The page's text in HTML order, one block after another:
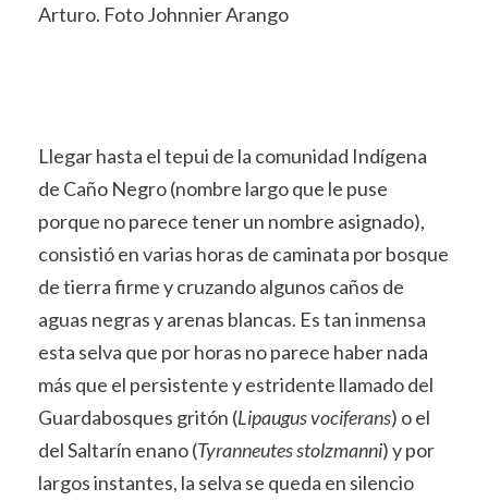
Arturo. Foto Johnnier Arango
Llegar hasta el tepui de la comunidad Indígena
de Caño Negro (nombre largo que le puse
porque no parece tener un nombre asignado),
consistió en varias horas de caminata por bosque
de tierra firme y cruzando algunos caños de
aguas negras y arenas blancas. Es tan inmensa
esta selva que por horas no parece haber nada
más que el persistente y estridente llamado del
Guardabosques gritón (Lipaugus vociferans) o el
del Saltarín enano (Tyranneutes stolzmanni) y por
largos instantes, la selva se queda en silencio